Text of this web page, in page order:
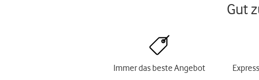
Gut
Immer das beste Angebot